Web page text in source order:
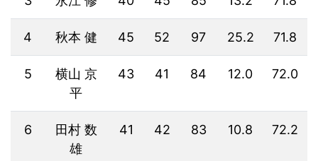
4 秋本 健 45 52 97 25.2 71.8
5
横山 京
平
43 41 84 12.0 72.0
6
田村 数
雄
41 42 83 10.8 72.2